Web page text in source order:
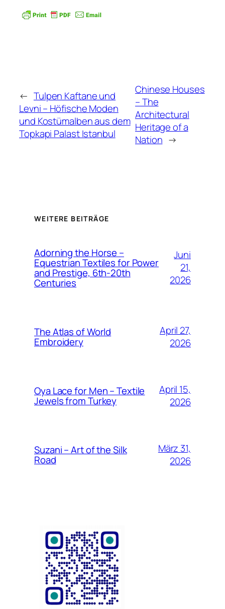
← Tulpen Kaftane und
Levni – Höfische Moden
und Kostümalben aus dem
Topkapi Palast Istanbul
Chinese Houses
– The
Architectural
Heritage of a
Nation →
WEITERE BEITRÄGE
Adorning the Horse –
Equestrian Textiles for Power
and Prestige, 6th-20th
Centuries
Juni
21,
2026
The Atlas of World
Embroidery
April 27,
2026
Oya Lace for Men – Textile
Jewels from Turkey
April 15,
2026
Suzani – Art of the Silk
Road
März 31,
2026